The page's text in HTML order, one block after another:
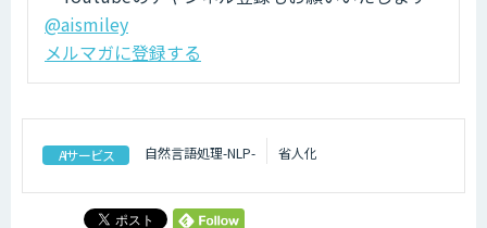
@aismiley
メルマガに登録する
AIサービス 自然言語処理-NLP- 省人化